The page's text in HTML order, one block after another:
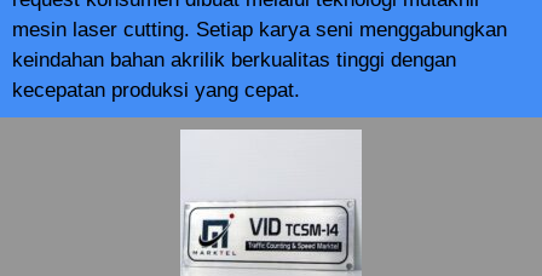
mesin laser cutting. Setiap karya seni menggabungkan
keindahan bahan akrilik berkualitas tinggi dengan
kecepatan produksi yang cepat.